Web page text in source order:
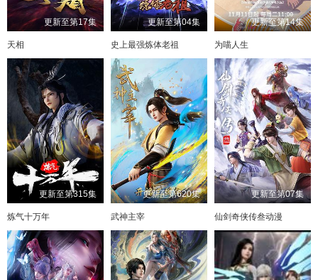
更新至第17集
天相
更新至第04集
史上最强炼体老祖
更新至第14集
为喵人生
更新至第315集
炼气十万年
更新至第620集
武神主宰
更新至第07集
仙剑奇侠传叁动漫